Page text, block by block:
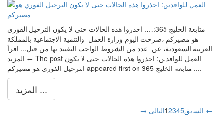
متابعة الخليج 365:…. احذروا هذه الحالات حتى لا يكون الترحيل الفوري
هو مصيركم ،صرحت اليوم وزارة العمل والتنمية الاجتماعية بالمملكة
العربية السعودية، عن عدد من الشروط الواجب التقييد بها من قبل... اقرأ
المزيد ← The post العمل للوافدين: احذروا هذه الحالات حتى لا يكون
الترحيل الفوري هو مصيركم appeared first on متابعة الخليج 365:....
المزيد ...
→ السابق 12345
التالى ←